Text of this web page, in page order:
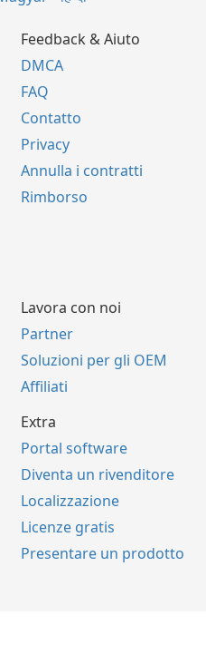
Feedback & Aiuto
DMCA
FAQ
Contatto
Privacy
Annulla i contratti
Rimborso
Lavora con noi
Partner
Soluzioni per gli OEM
Affiliati
Extra
Portal software
Diventa un rivenditore
Localizzazione
Licenze gratis
Presentare un prodotto